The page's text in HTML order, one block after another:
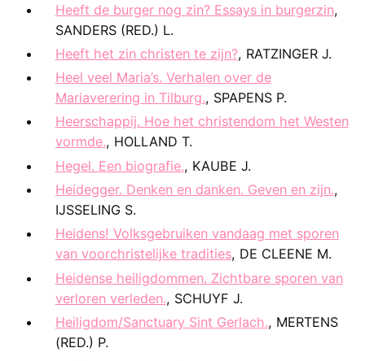
Heeft de burger nog zin? Essays in burgerzin,
SANDERS (RED.) L.
Heeft het zin christen te zijn?, RATZINGER J.
Heel veel Maria’s. Verhalen over de
Mariaverering in Tilburg., SPAPENS P.
Heerschappij. Hoe het christendom het Westen
vormde., HOLLAND T.
Hegel. Een biografie., KAUBE J.
Heidegger. Denken en danken. Geven en zijn.,
IJSSELING S.
Heidens! Volksgebruiken vandaag met sporen
van voorchristelijke tradities, DE CLEENE M.
Heidense heiligdommen. Zichtbare sporen van
verloren verleden., SCHUYF J.
Heiligdom/Sanctuary Sint Gerlach., MERTENS
(RED.) P.